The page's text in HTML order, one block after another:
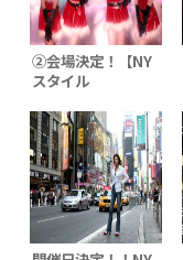
②会場決定！【NY
スタイル
ィー】引き続き＜出
演者募集！＞限定20
名(残枠15名)